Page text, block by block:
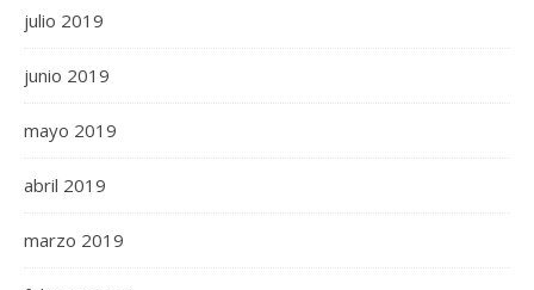
julio 2019
junio 2019
mayo 2019
abril 2019
marzo 2019